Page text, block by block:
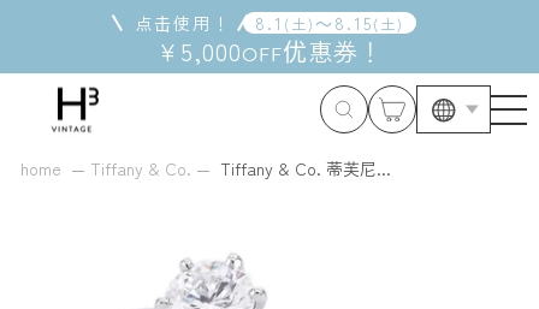
点击使用！ 8 . 1 ( 土) ～ 8 . 15( 土)
¥5,000OFF优惠券 ！
home Tiffany & Co. Tiffany & Co. 蒂芙尼...